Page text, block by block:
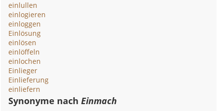
einlullen
einlogieren
einloggen
Einlösung
einlösen
einlöffeln
einlochen
Einlieger
Einlieferung
einliefern
Synonyme nachEinmach